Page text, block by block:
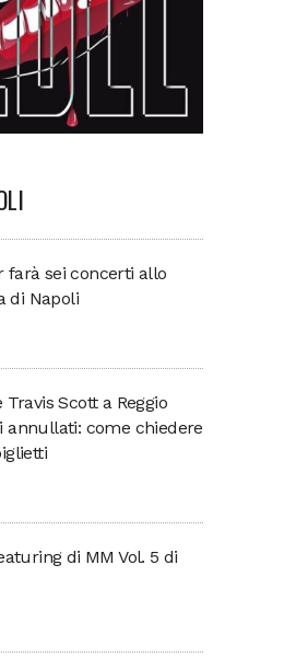
farà sei concerti allo
di Napoli
Travis Scott a Reggio
annullati: come chiedere
di MM Vol. 5 di